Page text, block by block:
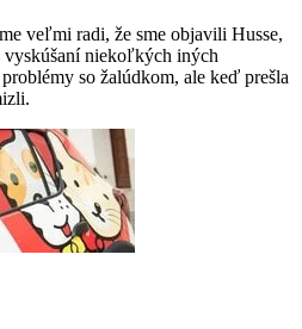
veľmi radi, že sme objavili Husse,
vyskúšaní niekoľkých iných
so žalúdkom, ale keď prešla